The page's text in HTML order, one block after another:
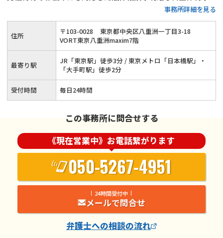
倫慰謝料請求の相談件数は年間1,000件以上◆離婚・男女問題
にまつわる全ての問題に対応します！東京で離婚・不倫慰謝料
のお悩みはネクスパート法律事務所へ
事務所詳細を見る
住所 〒103-0028
東京都中央区八重洲一丁目3-18
VORT東京八重洲maxim7階
最寄り駅
JR「東京駅」徒歩3分 / 東京メトロ「日本橋駅」・
「大手町駅」徒歩2分
受付時間 毎日24時間
この事務所に問合せする
《現在営業中》お電話繋がります
050-5267-4951
24時間受付中
メールで問合せ
弁護士への相談の流れ